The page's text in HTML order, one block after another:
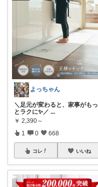
よっちゃん
＼足元が変わると、家事がもっ
とラクに✨／ ...
￥ 2,390～
1 0 668
コレ いいね